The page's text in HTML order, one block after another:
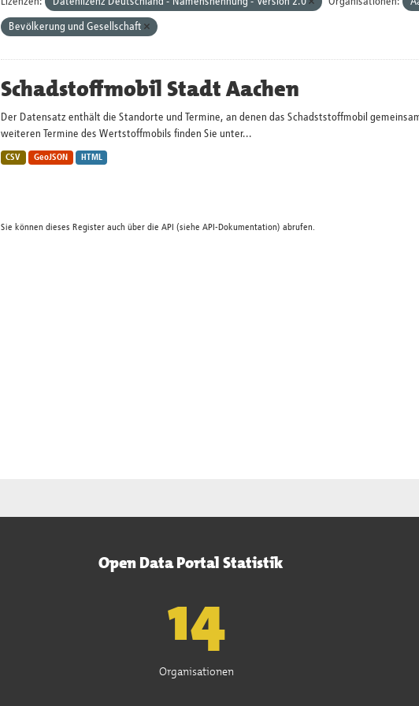
Bevölkerung und Gesellschaft
Schadstoffmobil Stadt Aachen
Der Datensatz enthält die Standorte und Termine, an denen das Schadststoffmobil
weiteren Termine des Wertstoffmobils finden Sie unter...
CSV GeoJSON HTML
Sie können dieses Register auch über die API (siehe API-Dokumentation) abrufen.
Open Data Portal Statistik
15
Organisationen